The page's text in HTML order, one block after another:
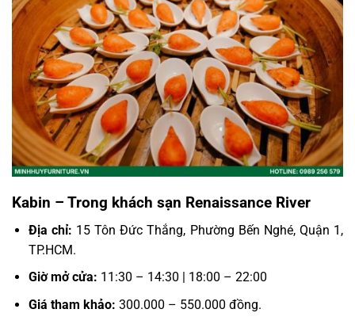
Kabin – Trong khách sạn Renaissance River
Địa chỉ: 15 Tôn Đức Thắng, Phường Bến Nghé, Quận 1,
TP.HCM.
Giờ mở cửa: 11:30 – 14:30 | 18:00 – 22:00
Giá tham khảo: 300.000 – 550.000 đồng.